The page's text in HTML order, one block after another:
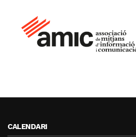
CALENDARI